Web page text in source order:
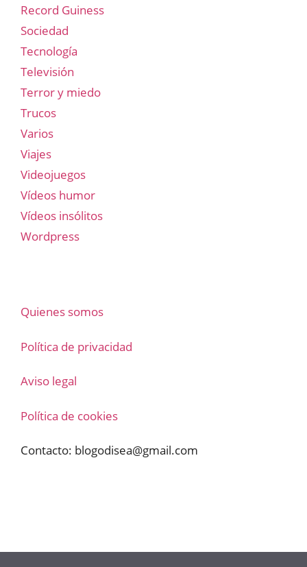
Record Guiness
Sociedad
Tecnología
Televisión
Terror y miedo
Trucos
Varios
Viajes
Videojuegos
Vídeos humor
Vídeos insólitos
Wordpress
Quienes somos
Política de privacidad
Aviso legal
Política de cookies
Contacto: blogodisea@gmail.com